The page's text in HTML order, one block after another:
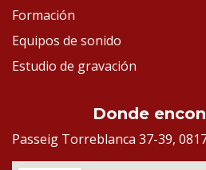
Formación
Equipos de sonido
Estudio de gravación
Donde
Passeig Torreblanca 37-39,